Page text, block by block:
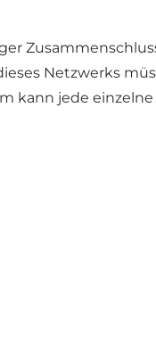
Netzwerks
kann jede